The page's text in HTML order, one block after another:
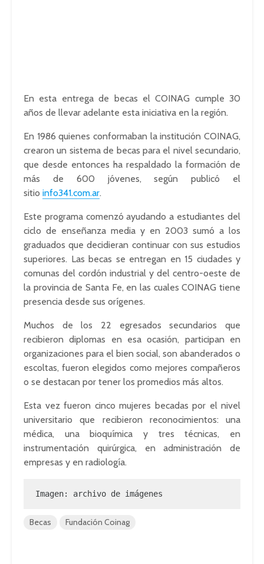
En esta entrega de becas el COINAG cumple 30
años de llevar adelante esta iniciativa en la región.
En 1986 quienes conformaban la institución COINAG,
crearon un sistema de becas para el nivel secundario,
que desde entonces ha respaldado la formación de
más de 600 jóvenes, según publicó el
sitio info341.com.ar.
Este programa comenzó ayudando a estudiantes del
ciclo de enseñanza media y en 2003 sumó a los
graduados que decidieran continuar con sus estudios
superiores. Las becas se entregan en 15 ciudades y
comunas del cordón industrial y del centro-oeste de
la provincia de Santa Fe, en las cuales COINAG tiene
presencia desde sus orígenes.
Muchos de los 22 egresados secundarios que
recibieron diplomas en esa ocasión, participan en
organizaciones para el bien social, son abanderados o
escoltas, fueron elegidos como mejores compañeros
o se destacan por tener los promedios más altos.
Esta vez fueron cinco mujeres becadas por el nivel
universitario que recibieron reconocimientos: una
médica, una bioquímica y tres técnicas, en
instrumentación quirúrgica, en administración de
empresas y en radiología.
Imagen: archivo de imágenes
Becas Fundación Coinag